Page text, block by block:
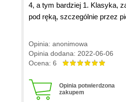
4, a tym bardziej 1. Klasyka,
pod ręką, szczególnie przez
branży - później już się zna
internecie jest oczywiście
temat, ale to jest solidne,
referencja. Mniej doświadczeni
projektowe. Rusz głową!", a
książkę. Moim zdaniem
Opinia: anonimowa
Opinia dodana: 2022-06-06
Ocena: 6
Opinia potwierdzona
zakupem